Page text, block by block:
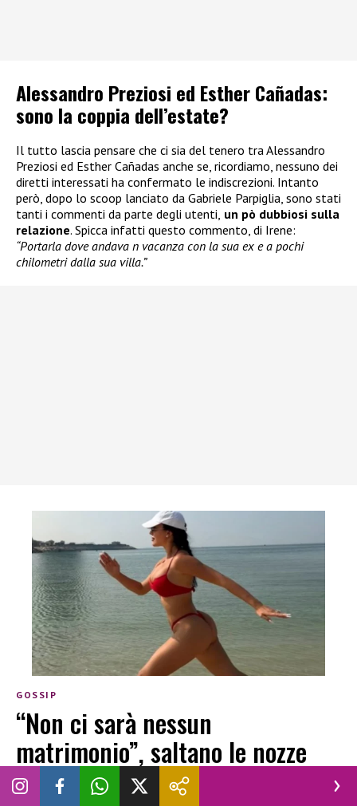
Alessandro Preziosi ed Esther Cañadas:
sono la coppia dell’estate?
Il tutto lascia pensare che ci sia del tenero tra Alessandro
Preziosi ed Esther Cañadas anche se, ricordiamo, nessuno dei
diretti interessati ha confermato le indiscrezioni. Intanto
però, dopo lo scoop lanciato da Gabriele Parpiglia, sono stati
tanti i commenti da parte degli utenti, un pò dubbiosi sulla
relazione. Spicca infatti questo commento, di Irene:
“Portarla dove andava n vacanza con la sua ex e a pochi
chilometri dalla sua villa.”
GOSSIP
“Non ci sarà nessun
matrimonio”, saltano le nozze
vip più attese dell’anno: cosa si